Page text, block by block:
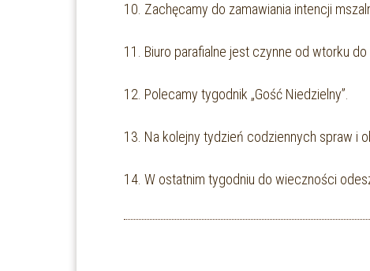
10. Zachęcamy do zamawiania intencji
11. Biuro parafialne jest czynne od wtorku
12. Polecamy tygodnik „Gość Niedzielny”.
13. Na kolejny tydzień codziennych spraw i
14. W ostatnim tygodniu do wieczności